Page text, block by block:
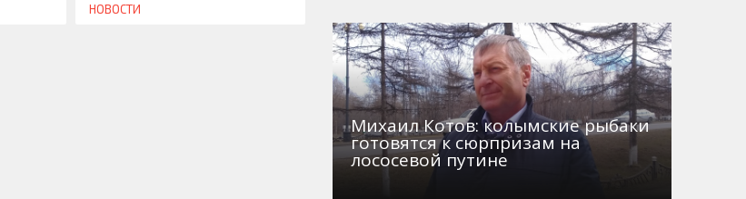
НОВОСТИ
Михаил Котов: колымские рыбаки
готовятся к сюрпризам на
лососевой путине